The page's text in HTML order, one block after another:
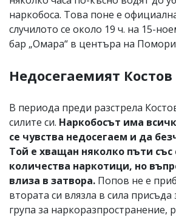
наркобоса. Това поне е
случилото се около 19 ч. на 15-
бар „Омара“ в центъра на
Недосегаемият Костов
В периода преди разстрела
силите си. Наркобосът има
се чувства недосегаем и да
Той е хващан няколко пъти със
количества наркотици, но
влиза в затвора. Попов не е
втората си влязла в сила
група за наркоразпространение,